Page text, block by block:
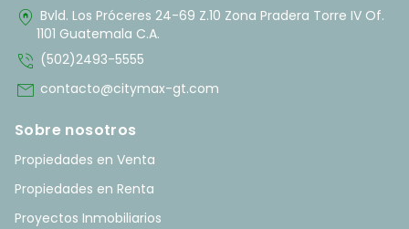
home_pin Bvld. Los Próceres 24-69 Z.10 Zona Pradera Torre IV Of.
1101 Guatemala C.A.
phone_in_talk (502)2493-5555
mail contacto@citymax-gt.com
Sobre nosotros
Propiedades en Venta
Propiedades en Renta
Proyectos Inmobiliarios